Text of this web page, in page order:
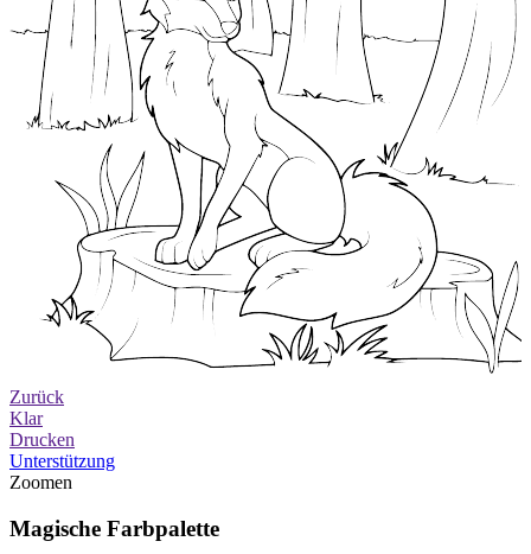
Zurück
Klar
Drucken
Unterstützung
Zoomen
Magische Farbpalette